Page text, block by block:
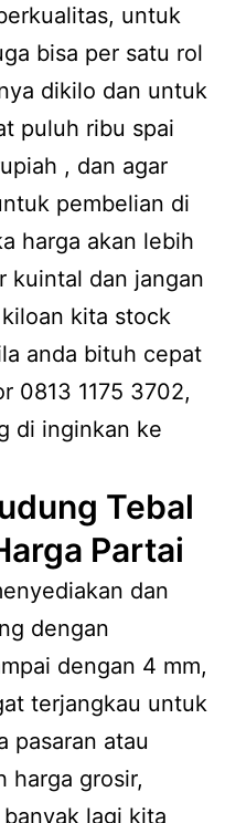
untuk
bisa per satu rol
dikilo dan untuk
puluh ribu spai
, dan agar
pembelian di
harga akan lebih
kuintal dan jangan
kita stock
anda bituh cepat
0813 1175 3702,
di inginkan ke
Tebal
Partai
dan
dengan
dengan 4 mm,
terjangkau untuk
pasaran atau
harga grosir,
lagi kita